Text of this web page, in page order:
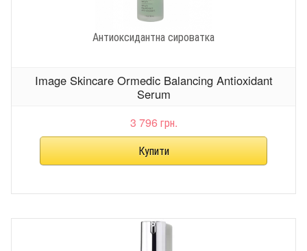
Антиоксидантна сироватка
Image Skincare Ormedic Balancing Antioxidant
Serum
3 796 грн.